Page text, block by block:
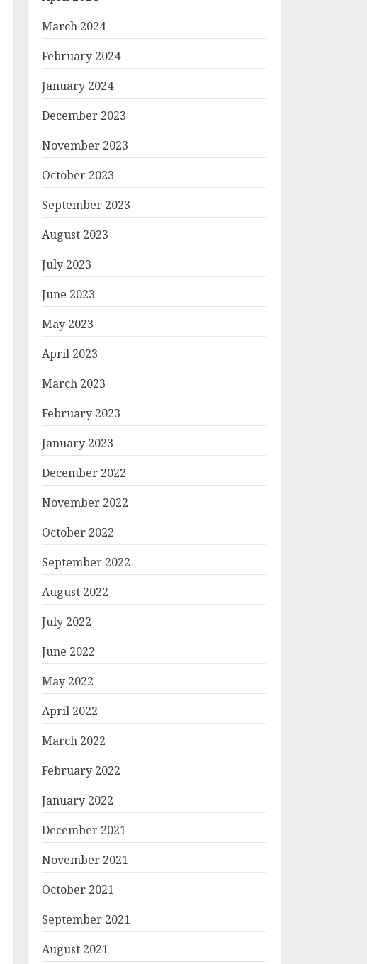
March 2024
February 2024
January 2024
December 2023
November 2023
October 2023
September 2023
August 2023
July 2023
June 2023
May 2023
April 2023
March 2023
February 2023
January 2023
December 2022
November 2022
October 2022
September 2022
August 2022
July 2022
June 2022
May 2022
April 2022
March 2022
February 2022
January 2022
December 2021
November 2021
October 2021
September 2021
August 2021